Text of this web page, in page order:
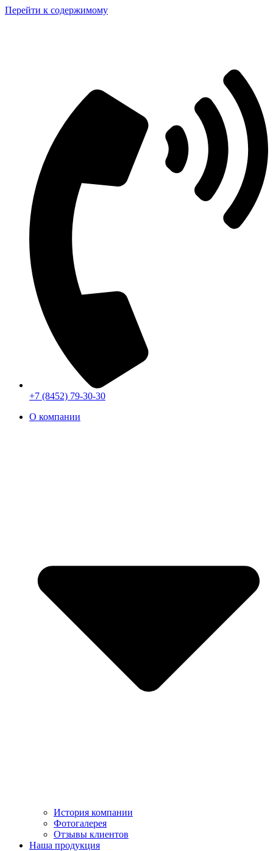
Перейти к содержимому
+7 (8452) 79-30-30
О компании
История компании
Фотогалерея
Отзывы клиентов
Наша продукция